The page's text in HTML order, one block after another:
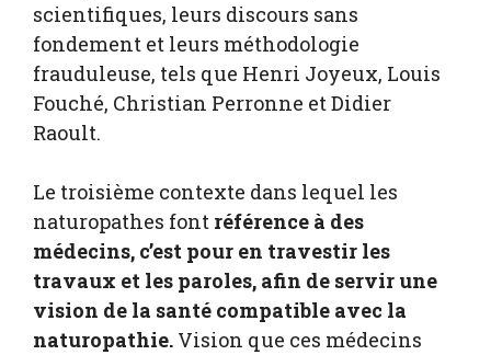
scientifiques, leurs discours sans
fondement et leurs méthodologie
frauduleuse, tels que Henri Joyeux, Louis
Fouché, Christian Perronne et Didier
Raoult.
Le troisième contexte dans lequel les
naturopathes font référence à des
médecins, c’est pour en travestir les
travaux et les paroles, afin de servir une
vision de la santé compatible avec la
naturopathie. Vision que ces médecins